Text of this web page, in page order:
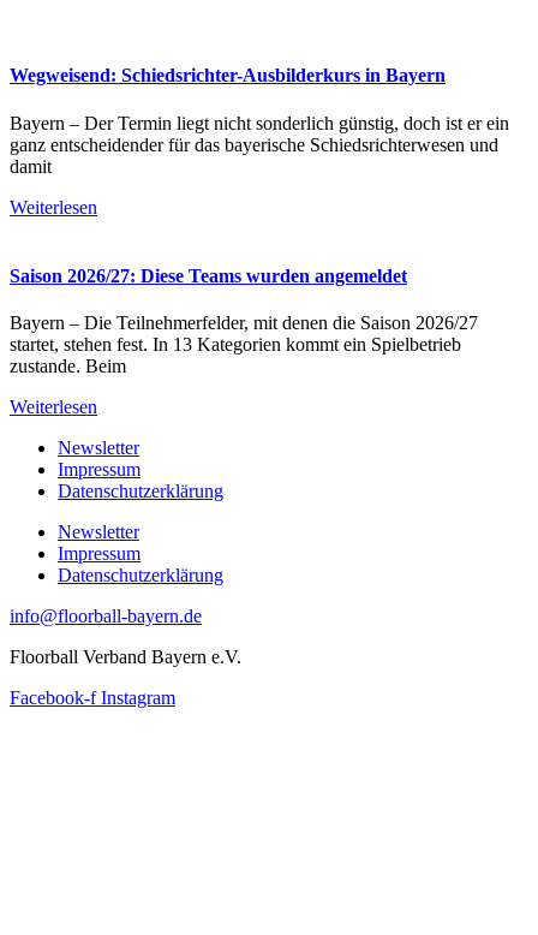
Wegweisend: Schiedsrichter-Ausbilderkurs in Bayern
Bayern – Der Termin liegt nicht sonderlich günstig, doch ist er ein
ganz entscheidender für das bayerische Schiedsrichterwesen und
damit
Weiterlesen
Saison 2026/27: Diese Teams wurden angemeldet
Bayern – Die Teilnehmerfelder, mit denen die Saison 2026/27
startet, stehen fest. In 13 Kategorien kommt ein Spielbetrieb
zustande. Beim
Weiterlesen
Newsletter
Impressum
Datenschutzerklärung
Newsletter
Impressum
Datenschutzerklärung
info@floorball-bayern.de
Floorball Verband Bayern e.V.
Facebook-f Instagram